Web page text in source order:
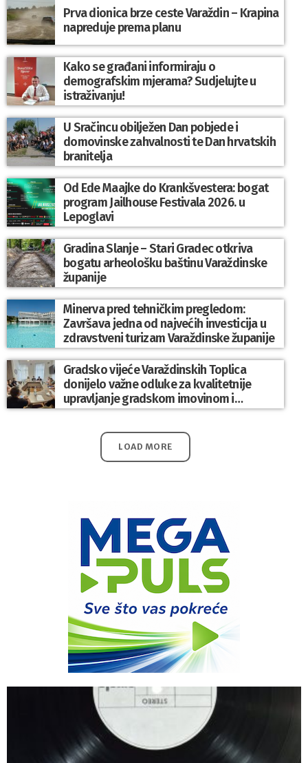
Prva dionica brze ceste Varaždin – Krapina
napreduje prema planu
Kako se građani informiraju o
demografskim mjerama? Sudjelujte u
istraživanju!
U Sračincu obilježen Dan pobjede i
domovinske zahvalnosti te Dan hrvatskih
branitelja
Od Ede Maajke do Krankšvestera: bogat
program Jailhouse Festivala 2026. u
Lepoglavi
Gradina Slanje – Stari Gradec otkriva
bogatu arheološku baštinu Varaždinske
županije
Minerva pred tehničkim pregledom:
Završava jedna od najvećih investicija u
zdravstveni turizam Varaždinske županije
Gradsko vijeće Varaždinskih Toplica
donijelo važne odluke za kvalitetnije
upravljanje gradskom imovinom i
komunalnim sustavom
LOAD MORE